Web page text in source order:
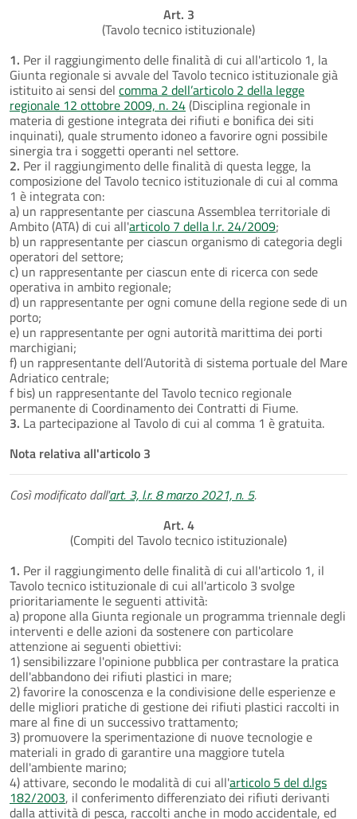
Art. 3
(Tavolo tecnico istituzionale)
1. Per il raggiungimento delle finalità di cui all'articolo 1, la
Giunta regionale si avvale del Tavolo tecnico istituzionale già
istituito ai sensi del comma 2 dell’articolo 2 della legge
regionale 12 ottobre 2009, n. 24(Disciplina regionale in
materia di gestione integrata dei rifiuti e bonifica dei siti
inquinati), quale strumento idoneo a favorire ogni possibile
sinergia tra i soggetti operanti nel settore.
2. Per il raggiungimento delle finalità di questa legge, la
composizione del Tavolo tecnico istituzionale di cui al comma
1 è integrata con:
a) un rappresentante per ciascuna Assemblea territoriale di
Ambito (ATA) di cui all'articolo 7 della l.r. 24/2009;
b) un rappresentante per ciascun organismo di categoria degli
operatori del settore;
c) un rappresentante per ciascun ente di ricerca con sede
operativa in ambito regionale;
d) un rappresentante per ogni comune della regione sede di un
porto;
e) un rappresentante per ogni autorità marittima dei porti
marchigiani;
f) un rappresentante dell’Autorità di sistema portuale del Mare
Adriatico centrale;
f bis) un rappresentante del Tavolo tecnico regionale
permanente di Coordinamento dei Contratti di Fiume.
3. La partecipazione al Tavolo di cui al comma 1 è gratuita.
Nota relativa all'articolo 3
Così modificato dall'art. 3, l.r. 8 marzo 2021, n. 5.
Art. 4
(Compiti del Tavolo tecnico istituzionale)
1. Per il raggiungimento delle finalità di cui all'articolo 1, il
Tavolo tecnico istituzionale di cui all'articolo 3 svolge
prioritariamente le seguenti attività:
a) propone alla Giunta regionale un programma triennale degli
interventi e delle azioni da sostenere con particolare
attenzione ai seguenti obiettivi:
1) sensibilizzare l'opinione pubblica per contrastare la pratica
dell'abbandono dei rifiuti plastici in mare;
2) favorire la conoscenza e la condivisione delle esperienze e
delle migliori pratiche di gestione dei rifiuti plastici raccolti in
mare al fine di un successivo trattamento;
3) promuovere la sperimentazione di nuove tecnologie e
materiali in grado di garantire una maggiore tutela
dell'ambiente marino;
4) attivare, secondo le modalità di cui all'articolo 5 del d.lgs
182/2003, il conferimento differenziato dei rifiuti derivanti
dalla attività di pesca, raccolti anche in modo accidentale, ed